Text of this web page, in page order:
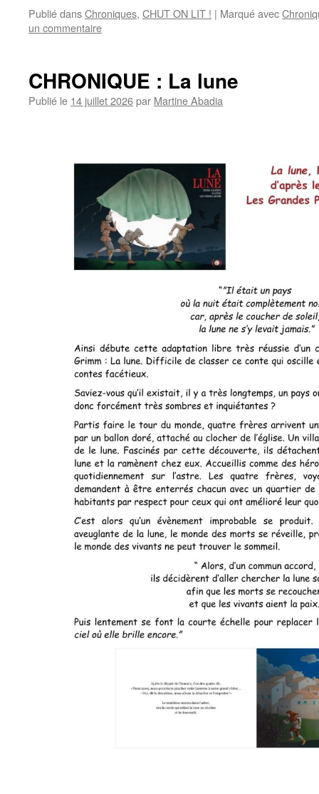
Publié dansChroniques, CHUT ON LIT ! | Marqué avec
un commentaire
CHRONIQUE : La lune
Publié le 14 juillet 2026par Martine Abadia